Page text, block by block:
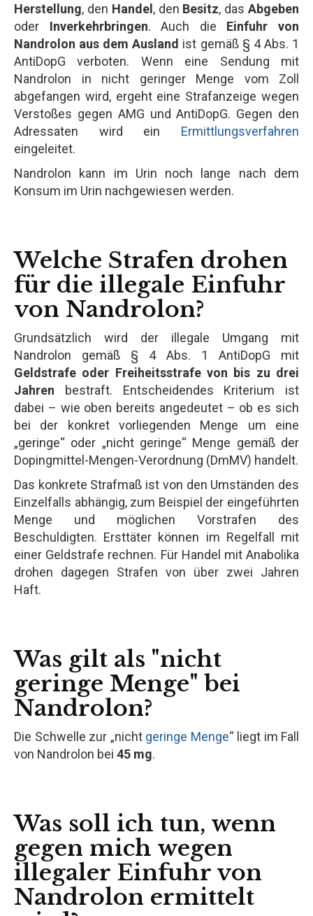
Herstellung, den Handel, den Besitz, dasAbgeben
oder Inverkehrbringen. Auch die Einfuhr von
Nandrolon aus dem Ausland ist gemäß § 4 Abs. 1
AntiDopG verboten. Wenn eine Sendung mit
Nandrolon in nicht geringer Menge vom Zoll
abgefangen wird, ergeht eine Strafanzeige wegen
Verstoßes gegen AMG und AntiDopG. Gegen den
Adressaten wird ein Ermittlungsverfahren
eingeleitet.
Nandrolon kann im Urin noch lange nach dem
Konsum im Urin nachgewiesen werden.
Welche Strafen drohen
für die illegale Einfuhr
von Nandrolon?
Grundsätzlich wird der illegale Umgang mit
Nandrolon gemäß § 4 Abs. 1 AntiDopG mit
Geldstrafe oder Freiheitsstrafe von bis zu drei
Jahren bestraft. Entscheidendes Kriterium ist
dabei – wie oben bereits angedeutet – ob es sich
bei der konkret vorliegenden Menge um eine
„geringe“ oder „nicht geringe“ Menge gemäß der
Dopingmittel-Mengen-Verordnung (DmMV) handelt.
Das konkrete Strafmaß ist von den Umständen des
Einzelfalls abhängig, zum Beispiel der eingeführten
Menge und möglichen Vorstrafen des
Beschuldigten. Ersttäter können im Regelfall mit
einer Geldstrafe rechnen. Für Handel mit Anabolika
drohen dagegen Strafen von über zwei Jahren
Haft.
Was gilt als "nicht
geringe Menge" bei
Nandrolon?
Die Schwelle zur „nicht geringe Menge“ liegt im Fall
von Nandrolon bei 45 mg.
Was soll ich tun, wenn
gegen mich wegen
illegaler Einfuhr von
Nandrolon ermittelt